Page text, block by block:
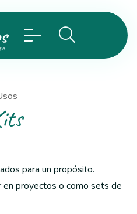
para un propósito.
proyectos o como sets de